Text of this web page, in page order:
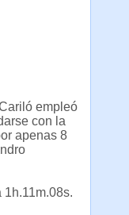
empleó
con la
apenas 8